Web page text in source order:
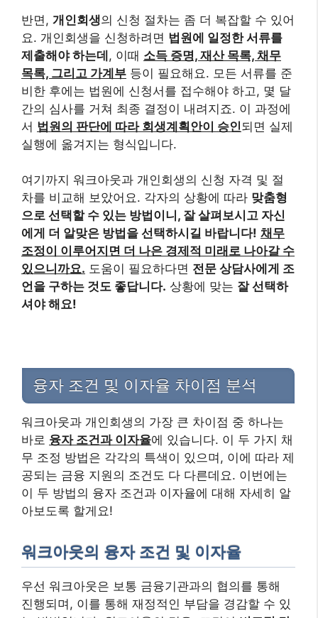
반면, 개인회생의 신청 절차는 좀 더 복잡할 수 있어
요. 개인회생을 신청하려면 법원에 일정한 서류를
제출해야 하는데, 이때 소득 증명, 재산 목록, 채무
목록, 그리고 가계부 등이 필요해요. 모든 서류를 준
비한 후에는 법원에 신청서를 접수해야 하고, 몇 달
간의 심사를 거쳐 최종 결정이 내려지죠. 이 과정에
서 법원의 판단에 따라 회생계획안이 승인되면 실제
실행에 옮겨지는 형식입니다.
여기까지 워크아웃과 개인회생의 신청 자격 및 절
차를 비교해 보았어요. 각자의 상황에 따라 맞춤형
으로 선택할 수 있는 방법이니, 잘 살펴보시고 자신
에게 더 알맞은 방법을 선택하시길 바랍니다! 채무
조정이 이루어지면 더 나은 경제적 미래로 나아갈 수
있으니까요. 도움이 필요하다면 전문 상담사에게 조
언을 구하는 것도 좋답니다. 상황에 맞는 잘 선택하
셔야 해요!
융자 조건 및 이자율 차이점 분석
워크아웃과 개인회생의 가장 큰 차이점 중 하나는
바로 융자 조건과 이자율에 있습니다. 이 두 가지 채
무 조정 방법은 각각의 특색이 있으며, 이에 따라 제
공되는 금융 지원의 조건도 다 다른데요. 이번에는
이 두 방법의 융자 조건과 이자율에 대해 자세히 알
아보도록 할게요!
워크아웃의 융자 조건 및 이자율
우선 워크아웃은 보통 금융기관과의 협의를 통해
진행되며, 이를 통해 재정적인 부담을 경감할 수 있